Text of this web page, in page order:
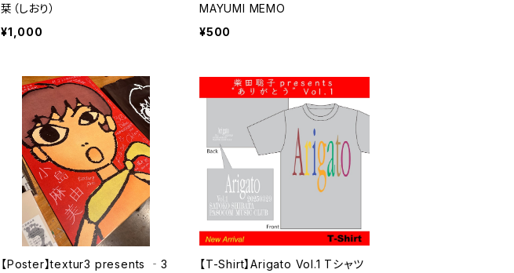
栞（しおり）
¥1,000
MAYUMI MEMO
¥500
【Poster】textur3 presents ‐3
【T-Shirt】Arigato Vol.1 Tシャツ